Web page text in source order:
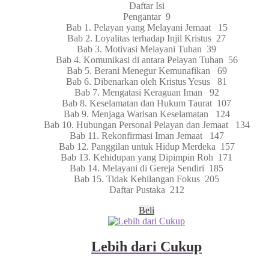
Daftar Isi
Pengantar 9
Bab 1. Pelayan yang Melayani Jemaat 15
Bab 2. Loyalitas terhadap Injil Kristus 27
Bab 3. Motivasi Melayani Tuhan 39
Bab 4. Komunikasi di antara Pelayan Tuhan 56
Bab 5. Berani Menegur Kemunafikan 69
Bab 6. Dibenarkan oleh Kristus Yesus 81
Bab 7. Mengatasi Keraguan Iman 92
Bab 8. Keselamatan dan Hukum Taurat 107
Bab 9. Menjaga Warisan Keselamatan 124
Bab 10. Hubungan Personal Pelayan dan Jemaat 134
Bab 11. Rekonfirmasi Iman Jemaat 147
Bab 12. Panggilan untuk Hidup Merdeka 157
Bab 13. Kehidupan yang Dipimpin Roh 171
Bab 14. Melayani di Gereja Sendiri 185
Bab 15. Tidak Kehilangan Fokus 205
Daftar Pustaka 212
Beli
Lebih dari Cukup